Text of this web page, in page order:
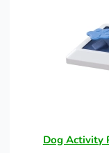
Dog Activity